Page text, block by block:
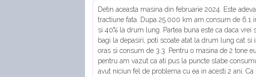
Detin aceasta masina din februarie 2024. Este
tractiune fata. Dupa 25.000 km am consum de 6.1
si 40% la drum lung. Partea buna este ca daca
bagi la depasiri, poti scoate atat la drum lung cat
oras si consum de 3.3. Pentru o masina de 2 tone
pentru am vazut ca ati pus la puncte slabe
avut niciun fel de problema cu ea in acesti 2 ani.